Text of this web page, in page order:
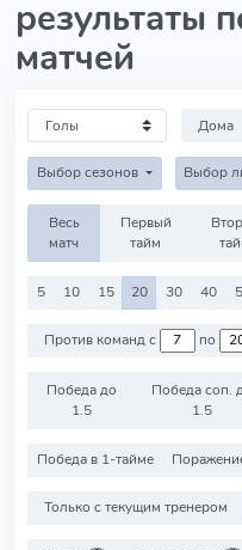
результаты
матчей
Дома
Выбор сезонов Выбор
Весь
матч
Первый
тайм
5 10 15 20 30 40
Против команд с по
Победа до
1.5
Победа соп.
1.5
Победа в 1-тайме
Только с текущим тренером